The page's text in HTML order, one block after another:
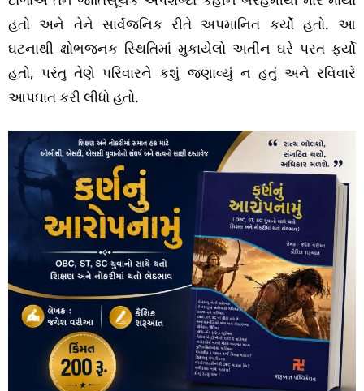
હતો અને તેને સાર્વજનિક રીતે અપમાનિત કર્યો હતો. આ
ઘટનાથી ક્ષોભજનક સ્થિતિમાં મુકાયેલો અતીન ઘરે પરત ફર્યો
હતો, પરંતુ તેણે પરિવારને કશું જણાવ્યું ન હતું અને રવિવારે
આપઘાત કરી લીધો હતો.